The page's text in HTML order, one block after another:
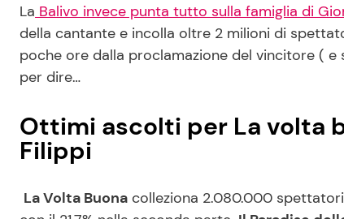
La Balivo invece punta tutto sulla famiglia di
della cantante e incolla oltre 2 milioni di
poche ore dalla proclamazione del vincitore ( e
per dire…
Ottimi ascolti per La volta
Filippi
La Volta Buona colleziona 2.080.000